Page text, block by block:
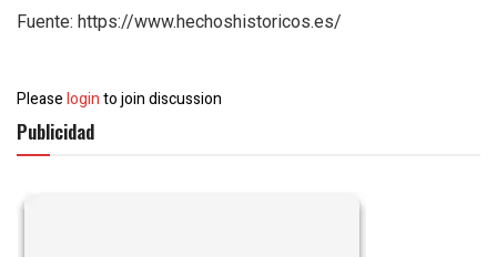
Fuente: https://www.hechoshistoricos.es/
Pleaseloginto join discussion
Publicidad